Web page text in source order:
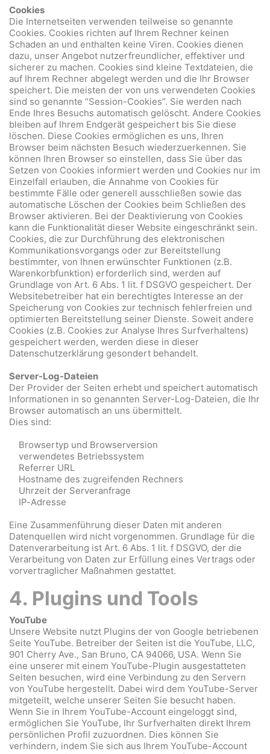
Cookies
Die Internetseiten verwenden teilweise so genannte
Cookies. Cookies richten auf Ihrem Rechner keinen
Schaden an und enthalten keine Viren. Cookies dienen
dazu, unser Angebot nutzerfreundlicher, effektiver und
sicherer zu machen. Cookies sind kleine Textdateien, die
auf Ihrem Rechner abgelegt werden und die Ihr Browser
speichert. Die meisten der von uns verwendeten Cookies
sind so genannte “Session-Cookies”. Sie werden nach
Ende Ihres Besuchs automatisch gelöscht. Andere Cookies
bleiben auf Ihrem Endgerät gespeichert bis Sie diese
löschen. Diese Cookies ermöglichen es uns, Ihren
Browser beim nächsten Besuch wiederzuerkennen. Sie
können Ihren Browser so einstellen, dass Sie über das
Setzen von Cookies informiert werden und Cookies nur im
Einzelfall erlauben, die Annahme von Cookies für
bestimmte Fälle oder generell ausschließen sowie das
automatische Löschen der Cookies beim Schließen des
Browser aktivieren. Bei der Deaktivierung von Cookies
kann die Funktionalität dieser Website eingeschränkt sein.
Cookies, die zur Durchführung des elektronischen
Kommunikationsvorgangs oder zur Bereitstellung
bestimmter, von Ihnen erwünschter Funktionen (z.B.
Warenkorbfunktion) erforderlich sind, werden auf
Grundlage von Art. 6 Abs. 1 lit. f DSGVO gespeichert. Der
Websitebetreiber hat ein berechtigtes Interesse an der
Speicherung von Cookies zur technisch fehlerfreien und
optimierten Bereitstellung seiner Dienste. Soweit andere
Cookies (z.B. Cookies zur Analyse Ihres Surfverhaltens)
gespeichert werden, werden diese in dieser
Datenschutzerklärung gesondert behandelt.
Server-Log-Dateien
Der Provider der Seiten erhebt und speichert automatisch
Informationen in so genannten Server-Log-Dateien, die Ihr
Browser automatisch an uns übermittelt.
Dies sind:
Browsertyp und Browserversion
verwendetes Betriebssystem
Referrer URL
Hostname des zugreifenden Rechners
Uhrzeit der Serveranfrage
IP-Adresse
Eine Zusammenführung dieser Daten mit anderen
Datenquellen wird nicht vorgenommen. Grundlage für die
Datenverarbeitung ist Art. 6 Abs. 1 lit. f DSGVO, der die
Verarbeitung von Daten zur Erfüllung eines Vertrags oder
vorvertraglicher Maßnahmen gestattet.
4. Plugins und Tools
YouTube
Unsere Website nutzt Plugins der von Google betriebenen
Seite YouTube. Betreiber der Seiten ist die YouTube, LLC,
901 Cherry Ave., San Bruno, CA 94066, USA. Wenn Sie
eine unserer mit einem YouTube-Plugin ausgestatteten
Seiten besuchen, wird eine Verbindung zu den Servern
von YouTube hergestellt. Dabei wird dem YouTube-Server
mitgeteilt, welche unserer Seiten Sie besucht haben.
Wenn Sie in Ihrem YouTube-Account eingeloggt sind,
ermöglichen Sie YouTube, Ihr Surfverhalten direkt Ihrem
persönlichen Profil zuzuordnen. Dies können Sie
verhindern, indem Sie sich aus Ihrem YouTube-Account